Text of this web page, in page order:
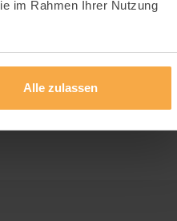
im Rahmen Ihrer Nutzung
Alle zulassen